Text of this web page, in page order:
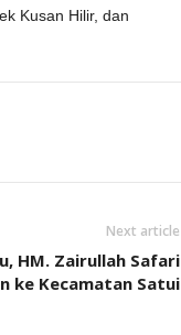
Kusan Hilir, dan
Next article
HM. Zairullah Safari
ke Kecamatan Satui